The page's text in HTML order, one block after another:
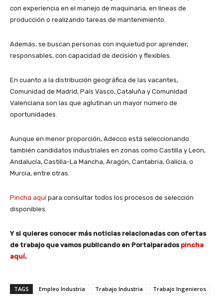
con experiencia en el manejo de maquinaria, en líneas de
producción o realizando tareas de mantenimiento.
Además, se buscan personas con inquietud por aprender,
responsables, con capacidad de decisión y flexibles.
En cuanto a la distribución geográfica de las vacantes,
Comunidad de Madrid, País Vasco, Cataluña y Comunidad
Valenciana son las que aglutinan un mayor número de
oportunidades.
Aunque en menor proporción, Adecco está seleccionando
también candidatos industriales en zonas como Castilla y León,
Andalucía, Castilla-La Mancha, Aragón, Cantabria, Galicia, o
Murcia, entre otras.
Pincha aquípara consultar todos los procesos de selección
disponibles.
Y si quieres conocer más noticias relacionadas con ofertas
de trabajo que vamos publicando en Portalparados pincha
aquí.
TAGS Empleo Industria Trabajo Industria Trabajo Ingenieros